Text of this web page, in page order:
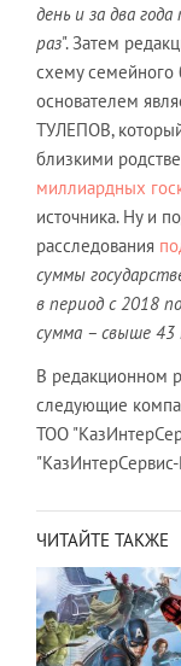
день и за два
раз". Затем
схему семейного
основателем
ТУЛЕПОВ,
близкими
миллиардных
источника. Ну и
расследования
суммы
в период с 2018
сумма – свыше 43
В редакционном
следующие
ТОО
ЧИТАЙТЕ ТАКЖЕ